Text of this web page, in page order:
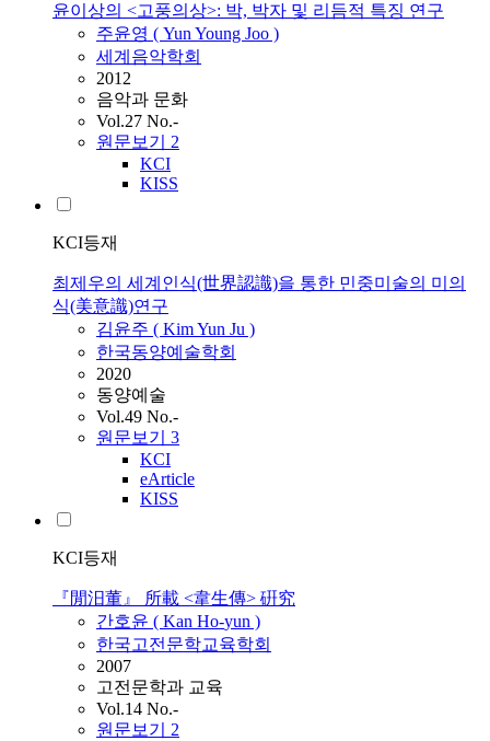
윤이상의 <고풍의상>: 박, 박자 및 리듬적 특징 연구
주윤영 ( YunYoung Joo )
세계음악학회
2012
음악과 문화
Vol.27 No.-
원문보기 2
KCI
KISS
KCI등재
최제우의 세계인식(世界認識)을 통한 민중미술의 미의
식(美意識)연구
김윤주 ( KimYun Ju )
한국동양예술학회
2020
동양예술
Vol.49 No.-
원문보기 3
KCI
eArticle
KISS
KCI등재
『閒汨董』 所載 <韋生傳> 硏究
간호윤 ( Kan Ho-yun )
한국고전문학교육학회
2007
고전문학과 교육
Vol.14 No.-
원문보기 2